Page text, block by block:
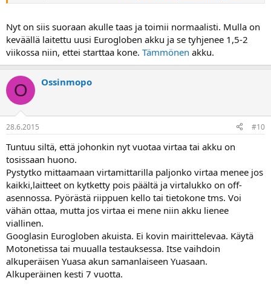
Nyt on siis suoraan akulle taas ja toimii normaalisti. Mulla on
keväällä laitettu uusi Eurogloben akku ja se tyhjenee 1,5-2
viikossa niin, ettei starttaa kone. Tämmönen akku.
O Ossinmopo
28.6.2015 #10
Tuntuu siltä, että johonkin nyt vuotaa virtaa tai akku on
tosissaan huono.
Pystytko mittaamaan virtamittarilla paljonko virtaa menee jos
kaikki,laitteet on kytketty pois päältä ja virtalukko on off-
asennossa. Pyörästä riippuen kello tai tietokone tms. Voi
vähän ottaa, mutta jos virtaa ei mene niin akku lienee
viallinen.
Googlasin Eurogloben akuista. Ei kovin mairittelevaa. Käytä
Motonetissa tai muualla testauksessa. Itse vaihdoin
alkuperäisen Yuasa akun samanlaiseen Yuasaan.
Alkuperäinen kesti 7 vuotta.